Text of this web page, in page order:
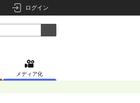
ログイン
メディア化